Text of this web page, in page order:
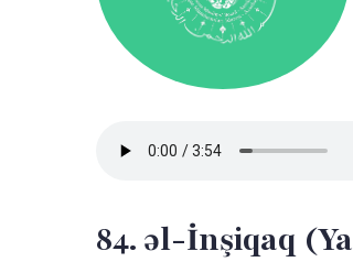
84. əl-İnşiqaq